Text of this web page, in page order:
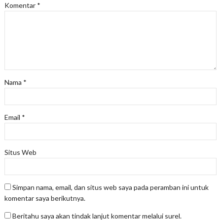
Komentar *
Nama *
Email *
Situs Web
Simpan nama, email, dan situs web saya pada peramban ini untuk
komentar saya berikutnya.
Beritahu saya akan tindak lanjut komentar melalui surel.